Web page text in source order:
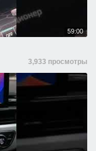
59:00
3,933 просмотры